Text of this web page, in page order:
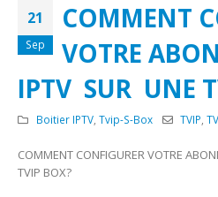
21
Sep
COMMENT
VOTRE
IPTV SUR UNE
Boitier IPTV, Tvip-S-Box TVIP ,
COMMENT CONFIGURER VOTRE
TVIP BOX?